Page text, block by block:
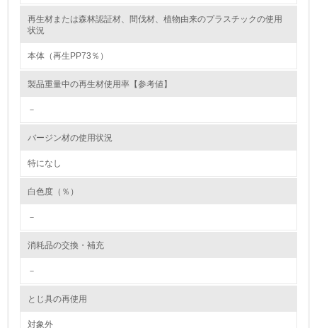
レベル2
環境取り組み体制と成果を定期的に検証して次の活動に活
境対策を理解し、実践している
環境活動に関する規格やプログラムを導入している
2.環境への取り組み
再生材または森林認証材、間伐材、植物由来のプラスチックの使用
状況
本体（再生PP73％）
製品重量中の再生材使用率【参考値】
－
バージン材の使用状況
特になし
白色度（％）
－
消耗品の交換・補充
－
とじ具の再使用
対象外